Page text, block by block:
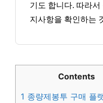
기도 합니다. 따라
지사항을 확인하는
Contents
1 종량제봉투 구매 플